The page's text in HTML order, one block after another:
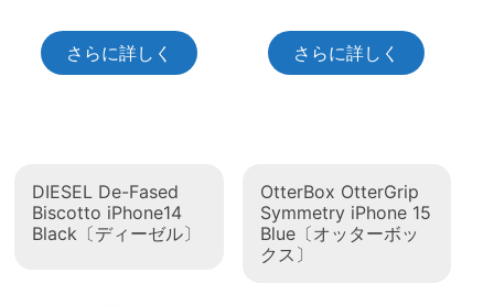
さらに詳しく さらに詳しく
DIESEL De-Fased
Biscotto iPhone14
Black〔ディーゼル〕
OtterBox OtterGrip
Symmetry iPhone 15
Blue〔オッターボッ
クス〕